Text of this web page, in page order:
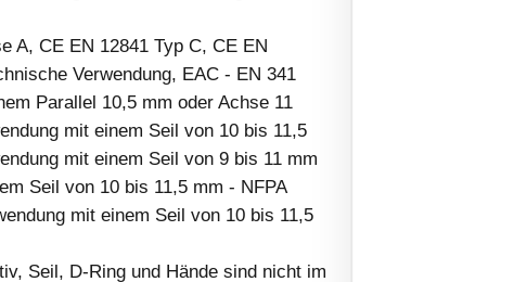
A, CE EN 12841 Typ C, CE EN
Verwendung, EAC - EN 341
Parallel 10,5 mm oder Achse 11
mit einem Seil von 10 bis 11,5
mit einem Seil von 9 bis 11 mm
Seil von 10 bis 11,5 mm - NFPA
mit einem Seil von 10 bis 11,5
Seil, D-Ring und Hände sind nicht im